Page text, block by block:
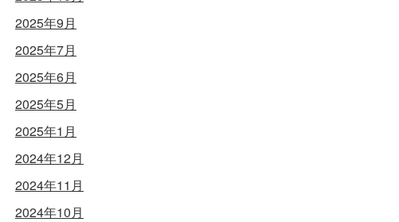
2025年9月
2025年7月
2025年6月
2025年5月
2025年1月
2024年12月
2024年11月
2024年10月